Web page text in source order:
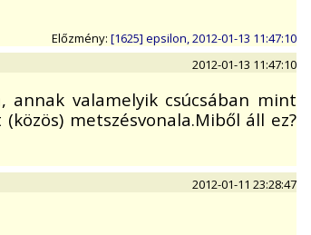
Előzmény: [1625] epsilon, 2012-01-13 11:47:10
2012-01-13 11:47:10
annak valamelyik csúcsában mint
metszésvonala.Miből áll ez?
2012-01-11 23:28:47